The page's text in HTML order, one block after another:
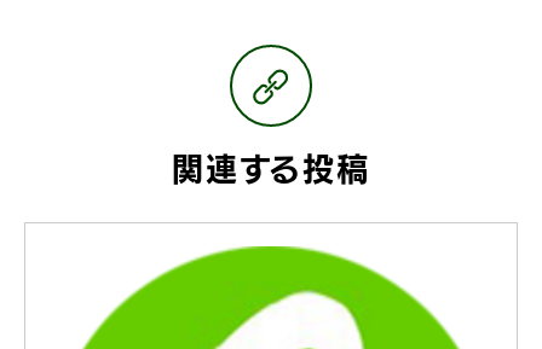
関連する投稿